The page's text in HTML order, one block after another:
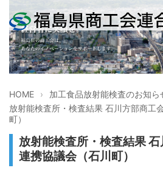
HOME
加工食品放射能検査のお知ら
放射能検査所・検査結果 石川方部商工
町）
放射能検査所・検査結果
連携協議会（石川町）